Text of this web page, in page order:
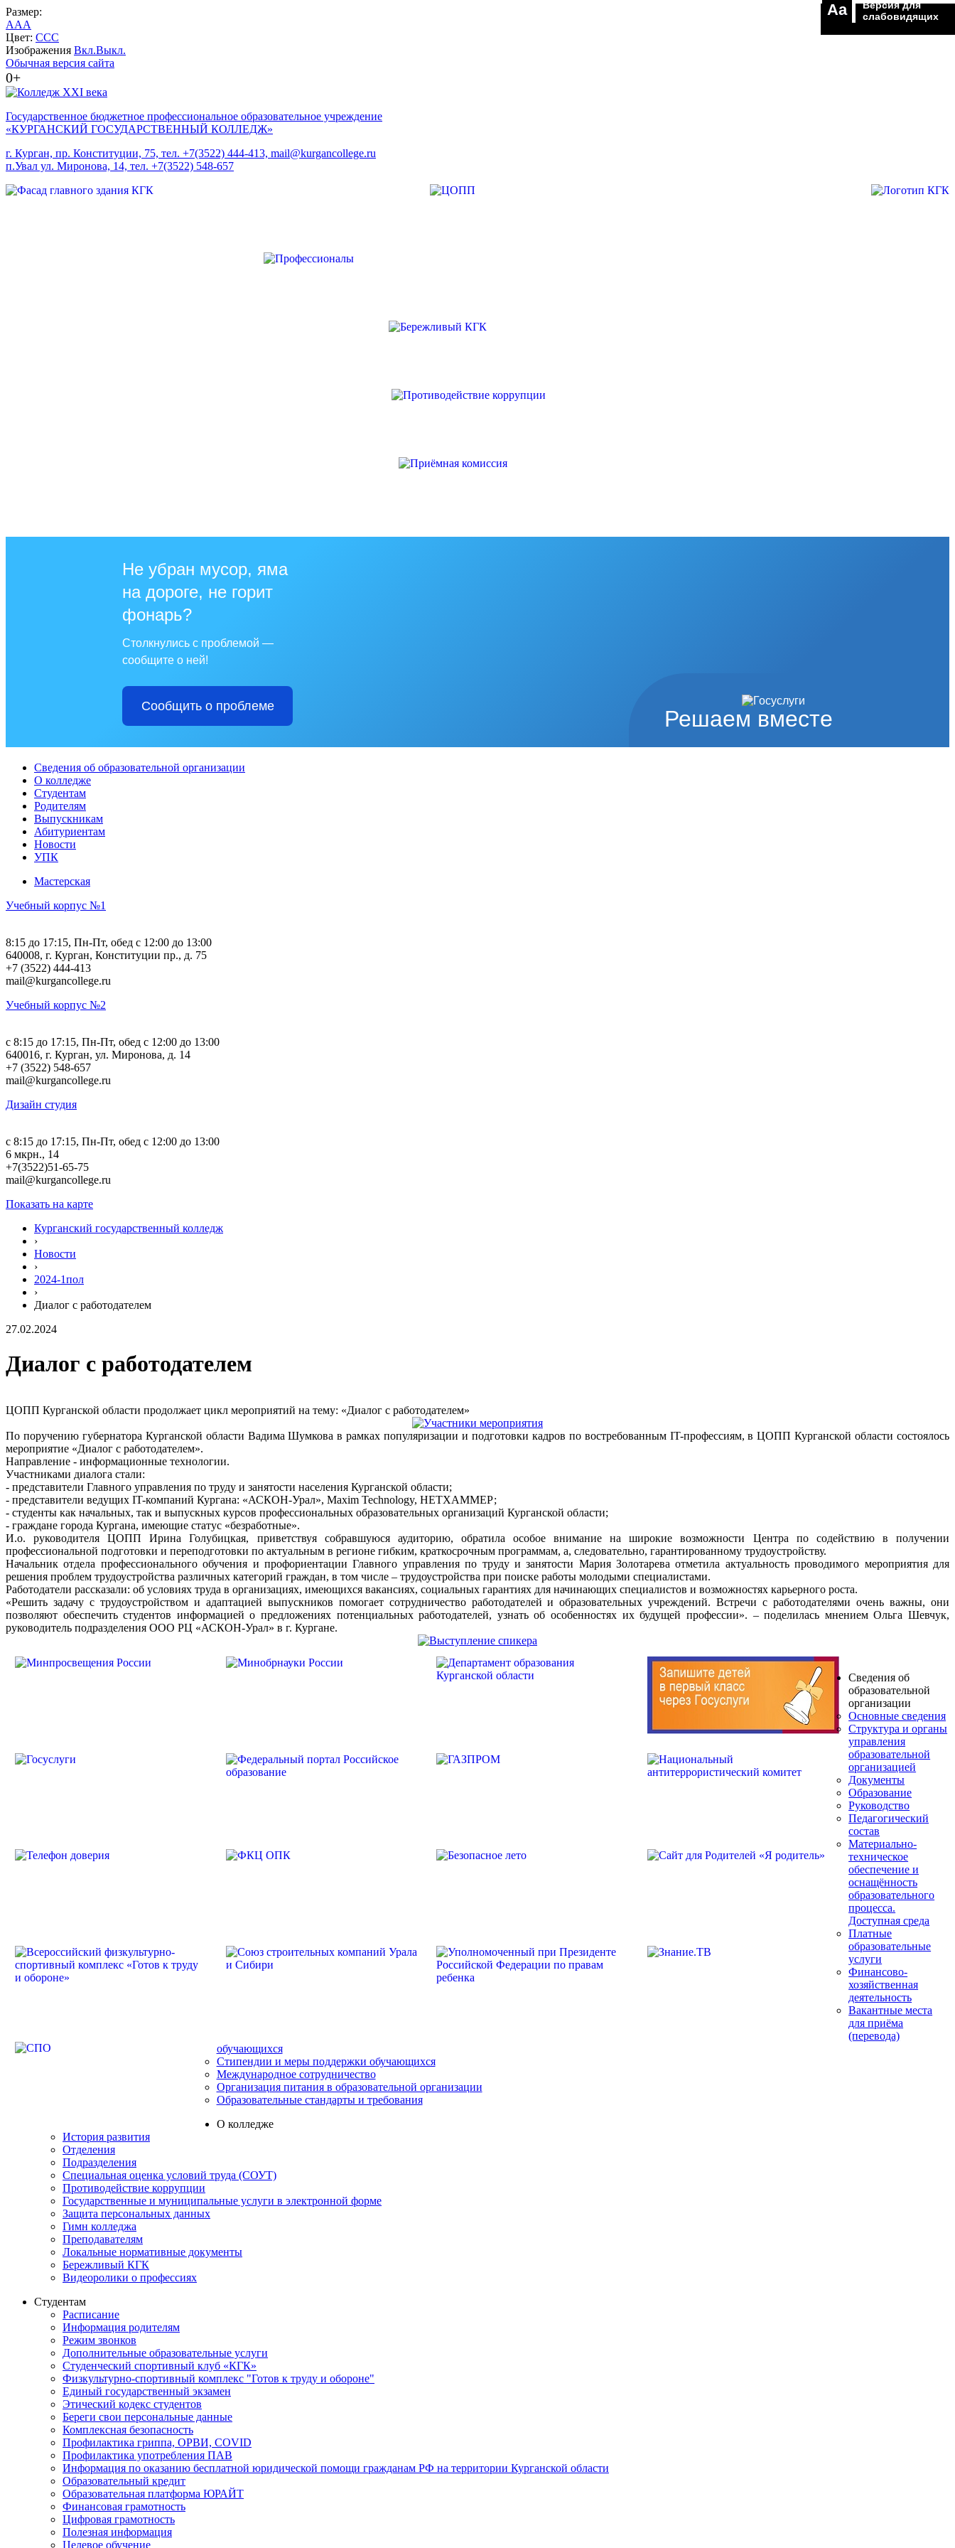
Размер:
AAA
Цвет: CCC
Изображения Вкл.Выкл.
Обычная версия сайта
0+
Aa
Версия для
слабовидящих
Государственное бюджетное профессиональное образовательное учреждение
«КУРГАНСКИЙ ГОСУДАРСТВЕННЫЙ КОЛЛЕДЖ»
г. Курган, пр. Конституции, 75, тел. +7(3522) 444-413, mail@kurgancollege.ru
п.Увал ул. Миронова, 14, тел. +7(3522) 548-657
Решаем вместе
Не убран мусор, яма
на дороге, не горит
фонарь?
Столкнулись с проблемой —
сообщите о ней!
Сообщить о проблеме
Сведения об образовательной организации
О колледже
Студентам
Родителям
Выпускникам
Абитуриентам
Новости
УПК
Мастерская
Учебный корпус №1
8:15 до 17:15, Пн-Пт, обед с 12:00 до 13:00
640008, г. Курган, Конституции пр., д. 75
+7 (3522) 444-413
mail@kurgancollege.ru
Учебный корпус №2
c 8:15 до 17:15, Пн-Пт, обед с 12:00 до 13:00
640016, г. Курган, ул. Миронова, д. 14
+7 (3522) 548-657
mail@kurgancollege.ru
Дизайн студия
c 8:15 до 17:15, Пн-Пт, обед с 12:00 до 13:00
6 мкрн., 14
+7(3522)51-65-75
mail@kurgancollege.ru
Показать на карте
Курганский государственный колледж
›
Новости
›
2024-1пол
›
Диалог с работодателем
27.02.2024
Диалог с работодателем
ЦОПП Курганской области продолжает цикл мероприятий на тему: «Диалог с работодателем»
По поручению губернатора Курганской области Вадима Шумкова в рамках популяризации и подготовки кадров по востребованным IT-профессиям, в ЦОПП Курганской области состоялось
мероприятие «Диалог с работодателем».
Направление - информационные технологии.
Участниками диалога стали:
- представители Главного управления по труду и занятости населения Курганской области;
- представители ведущих IT-компаний Кургана: «АСКОН-Урал», Maxim Technology, НЕТХАММЕР;
- студенты как начальных, так и выпускных курсов профессиональных образовательных организаций Курганской области;
- граждане города Кургана, имеющие статус «безработные».
И.о. руководителя ЦОПП Ирина Голубицкая, приветствуя собравшуюся аудиторию, обратила особое внимание на широкие возможности Центра по содействию в получении
профессиональной подготовки и переподготовки по актуальным в регионе гибким, краткосрочным программам, а, следовательно, гарантированному трудоустройству.
Начальник отдела профессионального обучения и профориентации Главного управления по труду и занятости Мария Золотарева отметила актуальность проводимого мероприятия для
решения проблем трудоустройства различных категорий граждан, в том числе – трудоустройства при поиске работы молодыми специалистами.
Работодатели рассказали: об условиях труда в организациях, имеющихся вакансиях, социальных гарантиях для начинающих специалистов и возможностях карьерного роста.
«Решить задачу с трудоустройством и адаптацией выпускников помогает сотрудничество работодателей и образовательных учреждений. Встречи с работодателями очень важны, они
позволяют обеспечить студентов информацией о предложениях потенциальных работодателей, узнать об особенностях их будущей профессии». – поделилась мнением Ольга Шевчук,
руководитель подразделения ООО РЦ «АСКОН-Урал» в г. Кургане.
Сведения об
образовательной
организации
Основные сведения
Структура и органы
управления
образовательной
организацией
Документы
Образование
Руководство
Педагогический
состав
Материально-
техническое
обеспечение и
оснащённость
образовательного
процесса.
Доступная среда
Платные
образовательные
услуги
Финансово-
хозяйственная
деятельность
Вакантные места
для приёма
(перевода)
обучающихся
Стипендии и меры поддержки обучающихся
Международное сотрудничество
Организация питания в образовательной организации
Образовательные стандарты и требования
О колледже
История развития
Отделения
Подразделения
Специальная оценка условий труда (СОУТ)
Противодействие коррупции
Государственные и муниципальные услуги в электронной форме
Защита персональных данных
Гимн колледжа
Преподавателям
Локальные нормативные документы
Бережливый КГК
Видеоролики о профессиях
Студентам
Расписание
Информация родителям
Режим звонков
Дополнительные образовательные услуги
Студенческий спортивный клуб «КГК»
Физкультурно-спортивный комплекс "Готов к труду и обороне"
Единый государственный экзамен
Этический кодекс студентов
Береги свои персональные данные
Комплексная безопасность
Профилактика гриппа, ОРВИ, COVID
Профилактика употребления ПАВ
Информация по оказанию бесплатной юридической помощи гражданам РФ на территории Курганской области
Образовательный кредит
Образовательная платформа ЮРАЙТ
Финансовая грамотность
Цифровая грамотность
Полезная информация
Целевое обучение